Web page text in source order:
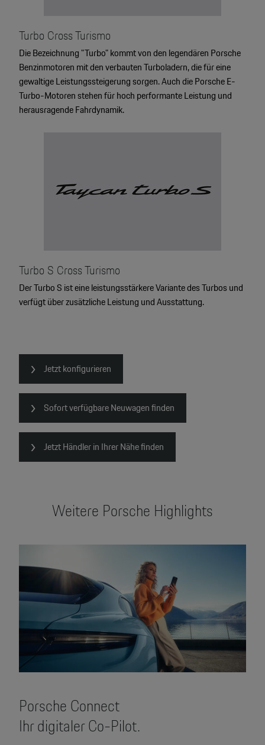
Turbo Cross Turismo
Die Bezeichnung "Turbo" kommt von den legendären Porsche
Benzinmotoren mit den verbauten Turboladern, die für eine
gewaltige Leistungssteigerung sorgen. Auch die Porsche E-
Turbo-Motoren stehen für hoch performante Leistung und
herausragende Fahrdynamik.
Turbo S Cross Turismo
Der Turbo S ist eine leistungsstärkere Variante des Turbos und
verfügt über zusätzliche Leistung und Ausstattung.
Jetzt konfigurieren
Sofort verfügbare Neuwagen finden
Jetzt Händler in Ihrer Nähe finden
Weitere Porsche Highlights
Porsche Connect
Ihr digitaler Co-Pilot.